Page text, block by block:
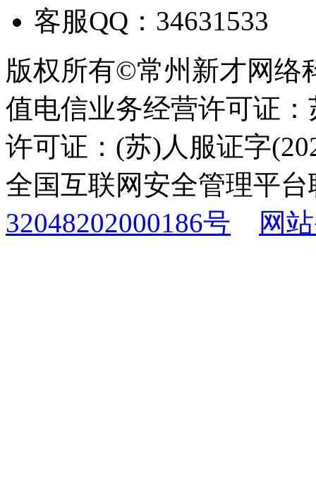
客服QQ：34631533
版权所有©常州新才网络
值电信业务经营许可证
许可证：(苏)人服证字
全国互联网安全管理平
32048202000186号
网